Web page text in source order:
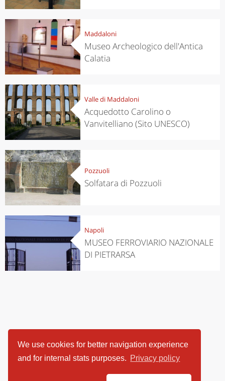
We use cookies for better navigation experience
and for internal stats purposes. Privacy policy
Maddaloni
Museo Archeologico dell'Antica
Calatia
Valle di Maddaloni
Acquedotto Carolino o
Vanvitelliano (Sito UNESCO)
Pozzuoli
Solfatara di Pozzuoli
Napoli
MUSEO FERROVIARIO NAZIONALE
DI PIETRARSA